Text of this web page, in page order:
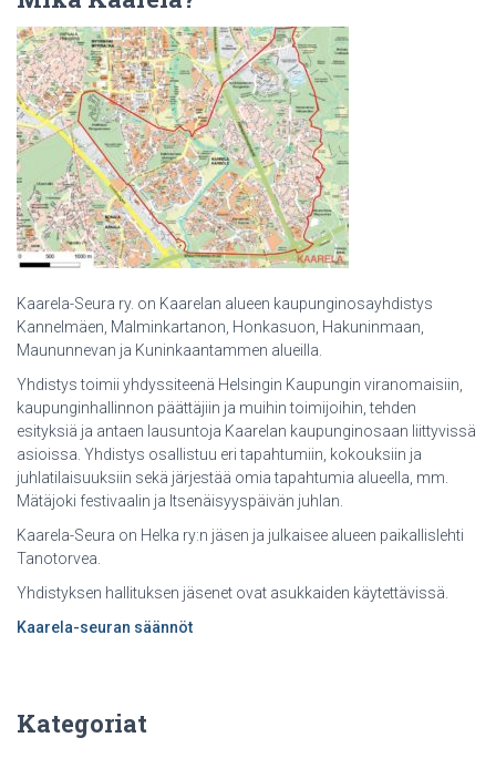
Kaarela-Seura ry. on Kaarelan alueen kaupunginosayhdistys
Kannelmäen, Malminkartanon, Honkasuon, Hakuninmaan,
Maununnevan ja Kuninkaantammen alueilla.
Yhdistys toimii yhdyssiteenä Helsingin Kaupungin viranomaisiin,
kaupunginhallinnon päättäjiin ja muihin toimijoihin, tehden
esityksiä ja antaen lausuntoja Kaarelan kaupunginosaan liittyvissä
asioissa. Yhdistys osallistuu eri tapahtumiin, kokouksiin ja
juhlatilaisuuksiin sekä järjestää omia tapahtumia alueella, mm.
Mätäjoki festivaalin ja Itsenäisyyspäivän juhlan.
Kaarela-Seura on Helka ry:n jäsen ja julkaisee alueen paikallislehti
Tanotorvea.
Yhdistyksen hallituksen jäsenet ovat asukkaiden käytettävissä.
Kaarela-seuran säännöt
Kategoriat